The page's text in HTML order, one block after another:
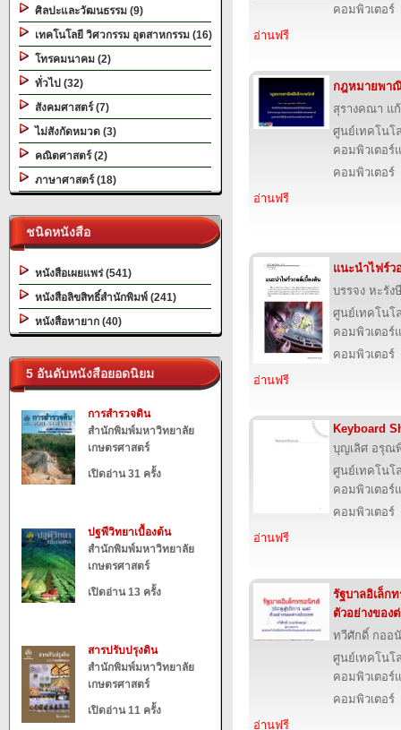
ศิลปะและวัฒนธรรม (9)
เทคโนโลยี วิศวกรรม อุตสาหกรรม (16)
โทรคมนาคม (2)
ทั่วไป (32)
สังคมศาสตร์ (7)
ไม่สังกัดหมวด (3)
คณิตศาสตร์ (2)
ภาษาศาสตร์ (18)
ชนิดหนังสือ
หนังสือเผยแพร่ (541)
หนังสือลิขสิทธิ์สำนักพิมพ์ (241)
หนังสือหายาก (40)
5 อันดับหนังสือยอดนิยม
การสำรวจดิน
สำนักพิมพ์มหาวิทยาลัย
เกษตรศาสตร์
เปิดอ่าน 31 ครั้ง
ปฐพีวิทยาเบื้องต้น
สำนักพิมพ์มหาวิทยาลัย
เกษตรศาสตร์
เปิดอ่าน 13 ครั้ง
สารปรับปรุงดิน
สำนักพิมพ์มหาวิทยาลัย
เกษตรศาสตร์
เปิดอ่าน 11 ครั้ง
คอมพิวเตอร์
อ่านฟรี
กฎหมายพา
สุรางคณา แ
ศูนย์เทคโนโ
คอมพิวเตอร์
คอมพิวเตอร์
อ่านฟรี
แนะนำไฟร์ว
บรรจง หะรัง
ศูนย์เทคโนโ
คอมพิวเตอร์
คอมพิวเตอร์
อ่านฟรี
Keyboard
บุญเลิศ อรุณ
ศูนย์เทคโนโ
คอมพิวเตอร์
คอมพิวเตอร์
อ่านฟรี
รัฐบาลอิเล็ก
ตัวอย่างของ
ทวีศักดิ์ กออ
ศูนย์เทคโนโ
คอมพิวเตอร์
คอมพิวเตอร์
อ่านฟรี